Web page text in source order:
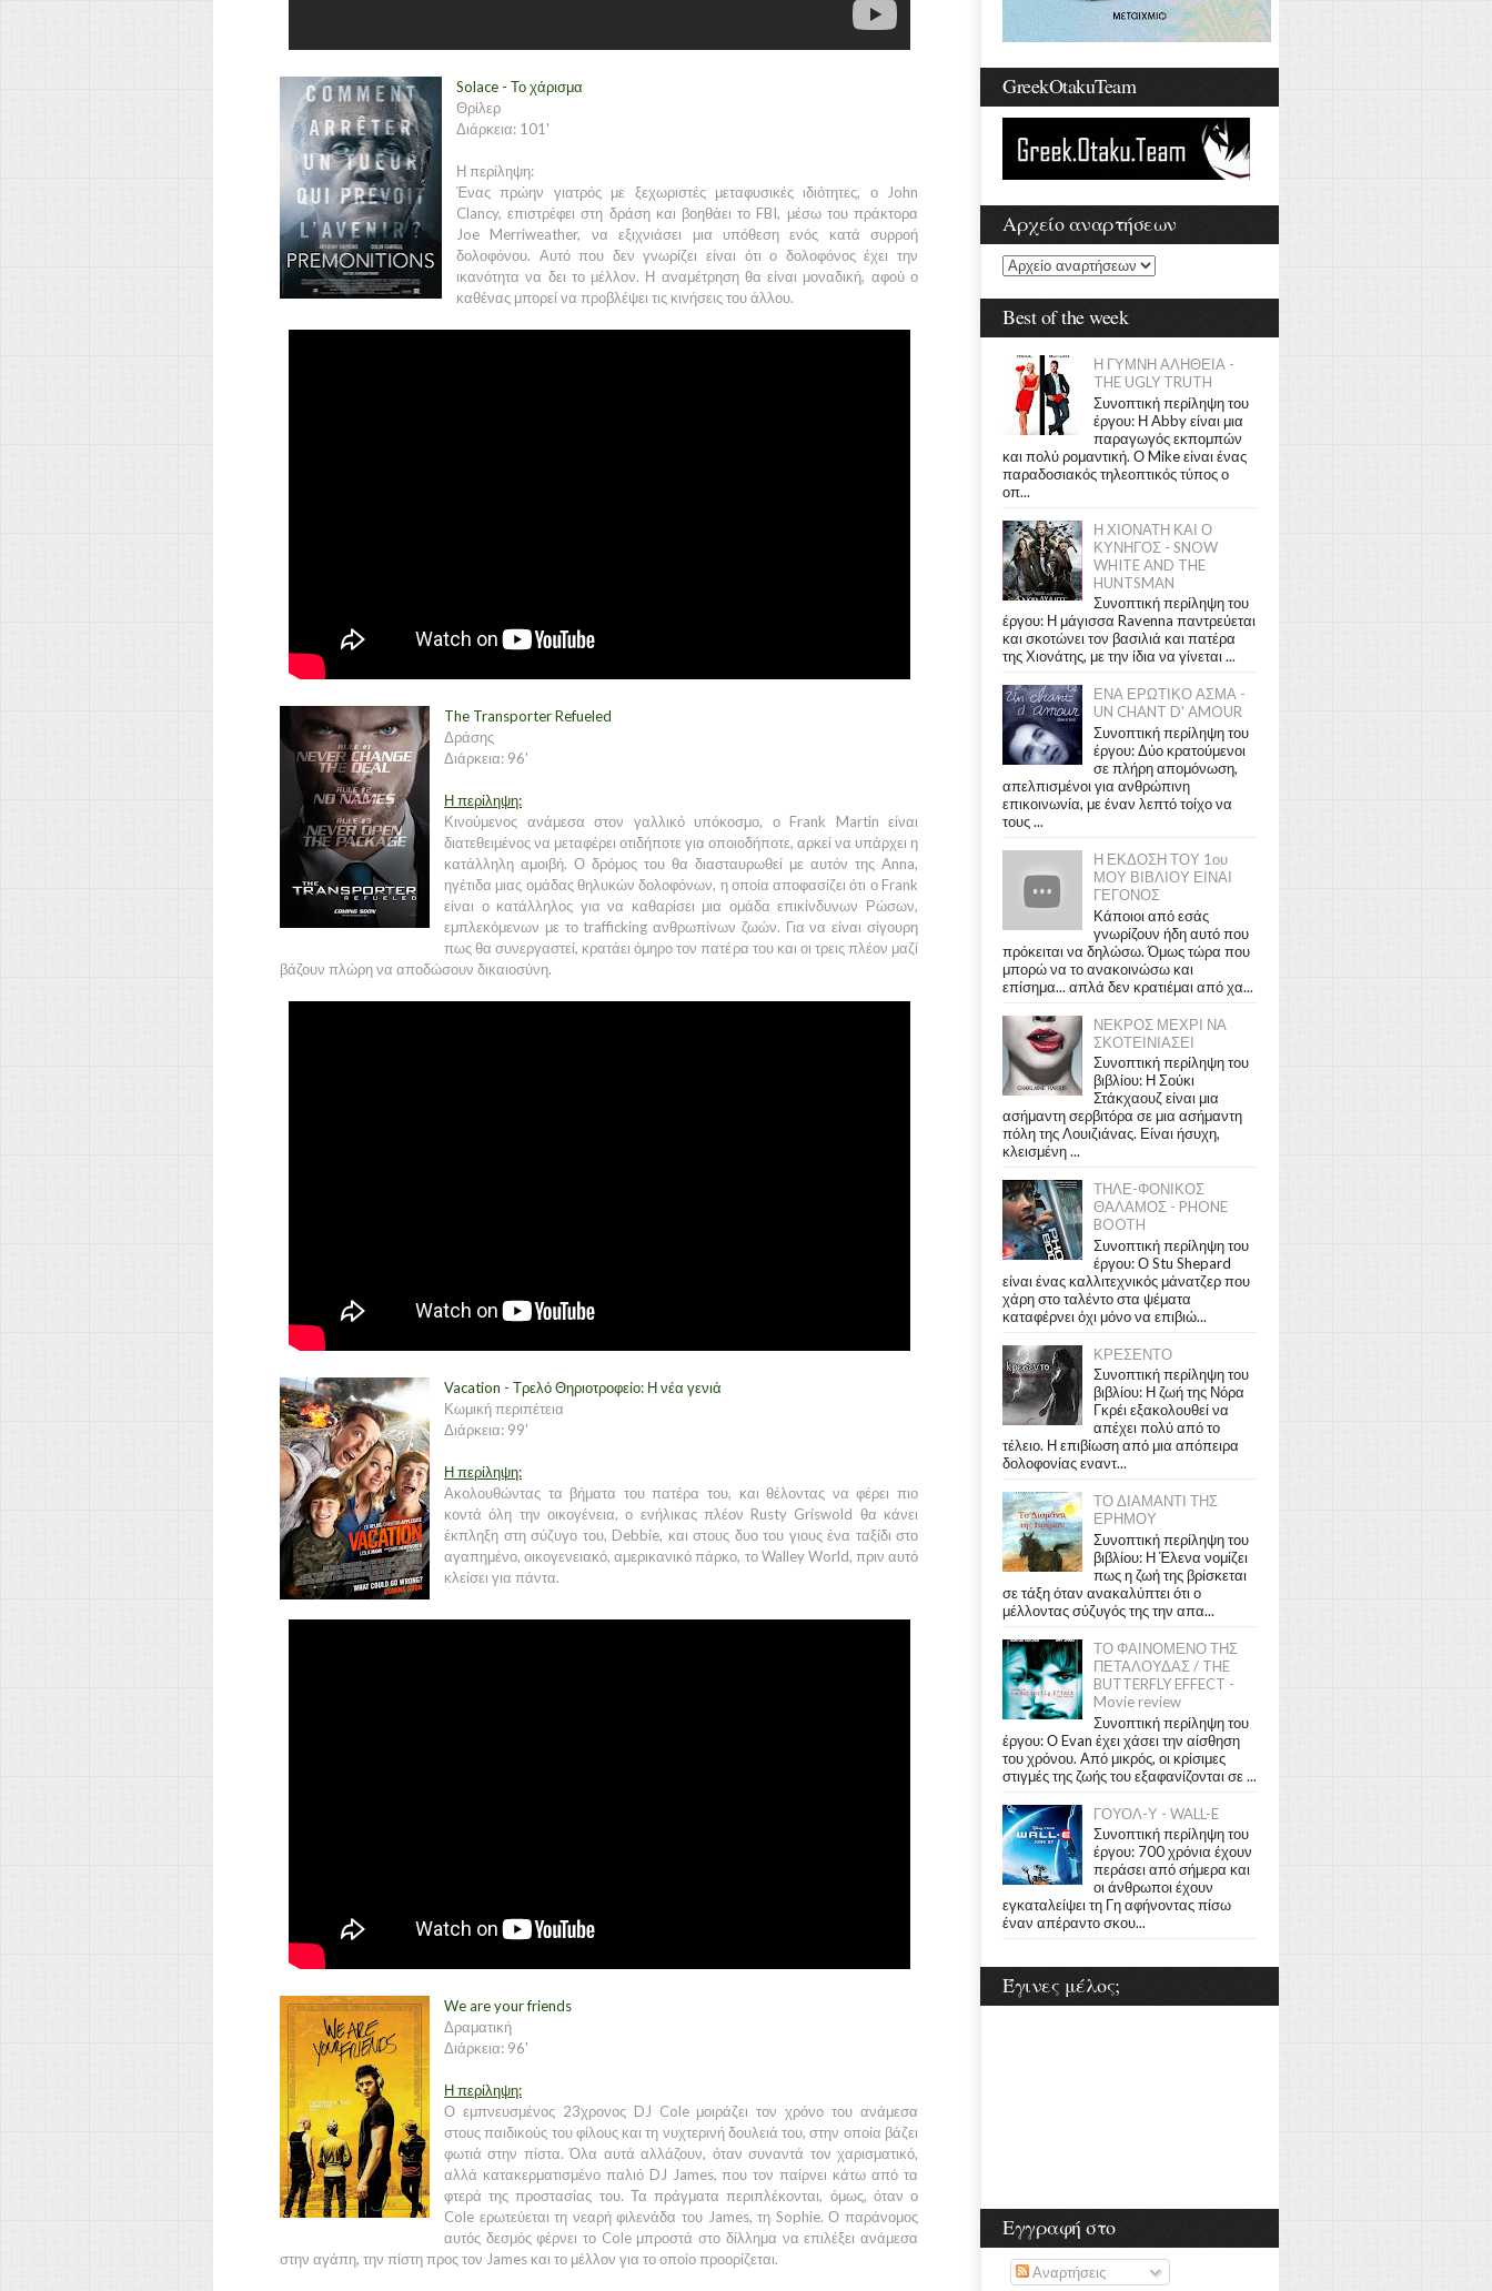
Solace - Το χάρισμα
Θρίλερ
Διάρκεια: 101'
Η περίληψη:
Ένας πρώην γιατρός με ξεχωριστές μεταφυσικές ιδιότητες, ο John
Clancy, επιστρέφει στη δράση και βοηθάει το FBI, μέσω του πράκτορα
Joe Merriweather, να εξιχνιάσει μια υπόθεση ενός κατά συρροή
δολοφόνου. Αυτό που δεν γνωρίζει είναι ότι ο δολοφόνος έχει την
ικανότητα να δει το μέλλον. Η αναμέτρηση θα είναι μοναδική, αφού ο
καθένας μπορεί να προβλέψει τις κινήσεις του άλλου.
The Transporter Refueled
Δράσης
Διάρκεια: 96'
Η περίληψη:
Κινούμενος ανάμεσα στον γαλλικό υπόκοσμο, ο Frank Martin είναι
διατεθειμένος να μεταφέρει οτιδήποτε για οποιοδήποτε, αρκεί να υπάρχει η
κατάλληλη αμοιβή. Ο δρόμος του θα διασταυρωθεί με αυτόν της Anna,
ηγέτιδα μιας ομάδας θηλυκών δολοφόνων, η οποία αποφασίζει ότι ο Frank
είναι ο κατάλληλος για να καθαρίσει μια ομάδα επικίνδυνων Ρώσων,
εμπλεκόμενων με το trafficking ανθρωπίνων ζωών. Για να είναι σίγουρη
πως θα συνεργαστεί, κρατάει όμηρο τον πατέρα του και οι τρεις πλέον μαζί
βάζουν πλώρη να αποδώσουν δικαιοσύνη.
Vacation - Τρελό Θηριοτροφείο: Η νέα γενιά
Κωμική περιπέτεια
Διάρκεια: 99'
Η περίληψη:
Ακολουθώντας τα βήματα του πατέρα του, και θέλοντας να φέρει πιο
κοντά όλη την οικογένεια, ο ενήλικας πλέον Rusty Griswold θα κάνει
έκπληξη στη σύζυγο του, Debbie, και στους δυο του γιους ένα ταξίδι στο
αγαπημένο, οικογενειακό, αμερικανικό πάρκο, το Walley World, πριν αυτό
κλείσει για πάντα.
We are your friends
Δραματική
Διάρκεια: 96'
Η περίληψη:
Ο εμπνευσμένος 23χρονος DJ Cole μοιράζει τον χρόνο του ανάμεσα
στους παιδικούς του φίλους και τη νυχτερινή δουλειά του, στην οποία βάζει
φωτιά στην πίστα. Όλα αυτά αλλάζουν, όταν συναντά τον χαρισματικό,
αλλά κατακερματισμένο παλιό DJ James, που τον παίρνει κάτω από τα
φτερά της προστασίας του. Τα πράγματα περιπλέκονται, όμως, όταν ο
Cole ερωτεύεται τη νεαρή φιλενάδα του James, τη Sophie. Ο παράνομος
αυτός δεσμός φέρνει το Cole μπροστά στο δίλλημα να επιλέξει ανάμεσα
στην αγάπη, την πίστη προς τον James και το μέλλον για το οποίο προορίζεται.
GreekOtakuTeam
Αρχείο αναρτήσεων
Best of the week
Η ΓΥΜΝΗ ΑΛΗΘΕΙΑ -
THE UGLY TRUTH
Συνοπτική περίληψη του
έργου: Η Abby είναι μια
παραγωγός εκπομπών
και πολύ ρομαντική. Ο Mike είναι ένας
παραδοσιακός τηλεοπτικός τύπος ο
οπ...
Η ΧΙΟΝΑΤΗ ΚΑΙ Ο
ΚΥΝΗΓΟΣ - SNOW
WHITE AND THE
HUNTSMAN
Συνοπτική περίληψη του
έργου: Η μάγισσα Ravenna παντρεύεται
και σκοτώνει τον βασιλιά και πατέρα
της Χιονάτης, με την ίδια να γίνεται ...
ΕΝΑ ΕΡΩΤΙΚΟ ΑΣΜΑ -
UN CHANT D' AMOUR
Συνοπτική περίληψη του
έργου: Δύο κρατούμενοι
σε πλήρη απομόνωση,
απελπισμένοι για ανθρώπινη
επικοινωνία, με έναν λεπτό τοίχο να
τους ...
Η ΕΚΔΟΣΗ ΤΟΥ 1ου
ΜΟΥ ΒΙΒΛΙΟΥ ΕΙΝΑΙ
ΓΕΓΟΝΟΣ
Κάποιοι από εσάς
γνωρίζουν ήδη αυτό που
πρόκειται να δηλώσω. Όμως τώρα που
μπορώ να το ανακοινώσω και
επίσημα... απλά δεν κρατιέμαι από χα...
ΝΕΚΡΟΣ ΜΕΧΡΙ ΝΑ
ΣΚΟΤΕΙΝΙΑΣΕΙ
Συνοπτική περίληψη του
βιβλίου: Η Σούκι
Στάκχαουζ είναι μια
ασήμαντη σερβιτόρα σε μια ασήμαντη
πόλη της Λουιζιάνας. Είναι ήσυχη,
κλεισμένη ...
ΤΗΛΕ-ΦΟΝΙΚΟΣ
ΘΑΛΑΜΟΣ - PHONE
BOOTH
Συνοπτική περίληψη του
έργου: Ο Stu Shepard
είναι ένας καλλιτεχνικός μάνατζερ που
χάρη στο ταλέντο στα ψέματα
καταφέρνει όχι μόνο να επιβιώ...
ΚΡΕΣΕΝΤΟ
Συνοπτική περίληψη του
βιβλίου: Η ζωή της Νόρα
Γκρέι εξακολουθεί να
απέχει πολύ από το
τέλειο. Η επιβίωση από μια απόπειρα
δολοφονίας εναντ...
ΤΟ ΔΙΑΜΑΝΤΙ ΤΗΣ
ΕΡΗΜΟΥ
Συνοπτική περίληψη του
βιβλίου: Η Έλενα νομίζει
πως η ζωή της βρίσκεται
σε τάξη όταν ανακαλύπτει ότι ο
μέλλοντας σύζυγός της την απα...
ΤΟ ΦΑΙΝΟΜΕΝΟ ΤΗΣ
ΠΕΤΑΛΟΥΔΑΣ / THE
BUTTERFLY EFFECT -
Movie review
Συνοπτική περίληψη του
έργου: Ο Evan έχει χάσει την αίσθηση
του χρόνου. Από μικρός, οι κρίσιμες
στιγμές της ζωής του εξαφανίζονται σε ...
ΓΟΥΟΛ-Υ - WALL-E
Συνοπτική περίληψη του
έργου: 700 χρόνια έχουν
περάσει από σήμερα και
οι άνθρωποι έχουν
εγκαταλείψει τη Γη αφήνοντας πίσω
έναν απέραντο σκου...
Έγινες μέλος;
Εγγραφή στο
Αναρτήσεις